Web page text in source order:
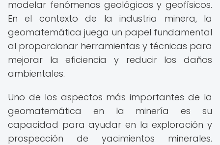
modelar fenómenos geológicos y geofísicos.
En el contexto de la industria minera, la
geomatemática juega un papel fundamental
al proporcionar herramientas y técnicas para
mejorar la eficiencia y reducir los daños
ambientales.
Uno de los aspectos más importantes de la
geomatemática en la minería es su
capacidad para ayudar en la exploración y
prospección de yacimientos minerales.